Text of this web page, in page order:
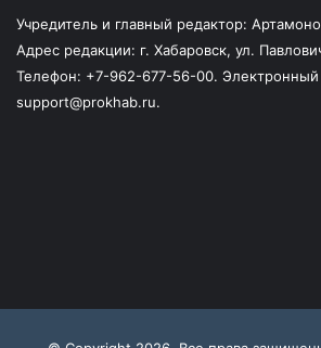
Учредитель и главный редактор:
Адрес редакции: г. Хабаровск, ул.
Телефон: +7-962-677-56-00. Электронный
support@prokhab.ru.